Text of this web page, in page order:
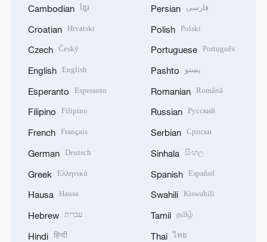
Cambodian ខ្មែរ
Croatian Hrvatski
Czech Český
English English
Esperanto Esperanto
Filipino Filipino
French Français
German Deutsch
Greek Ελληνικά
Hausa Hausa
Hebrew עברית
Hindi हिन्दी
Persian فارسی
Polish Polski
Portuguese Português
Pashto پښتو
Romanian Română
Russian Русский
Serbian Српски
Sinhala සිංහල
Spanish Español
Swahili Kiswahili
Tamil தமிழ்
Thai ไทย